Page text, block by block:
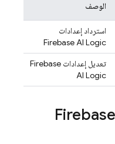
الوصف
استرداد إعدادات
Firebase AI Logic
تعديل إعدادات Firebase
AI Logic